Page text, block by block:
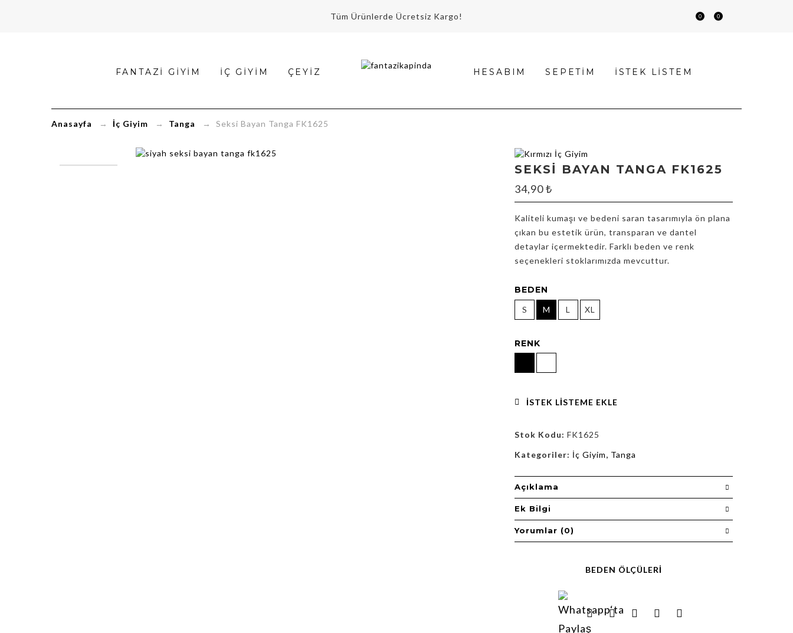
Tüm Ürünlerde Ücretsiz Kargo! 0 0
Tanga
FANTAZI GIYIM İÇ GIYIM ÇEYIZ HESABIM SEPETIM İSTEK LISTEM
Anasayfa → İç Giyim → Tanga → Seksi Bayan Tanga FK1625
SEKSI BAYAN TANGA FK1625
34,90₺
Kaliteli kumaşı ve bedeni saran tasarımıyla ön plana
çıkan bu estetik ürün, transparan ve dantel
detaylar içermektedir. Farklı beden ve renk
seçenekleri stoklarımızda mevcuttur.
BEDEN
S M L XL
RENK
İSTEK LISTEME EKLE
Stok Kodu: FK1625
Kategoriler: İç Giyim, Tanga
Açıklama
Ek Bilgi
Yorumlar (0)
BEDEN ÖLÇÜLERI